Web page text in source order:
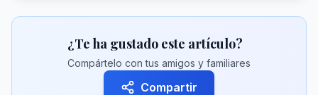
¿Te ha gustado este artículo?
Compártelo con tus amigos y familiares
Compartir